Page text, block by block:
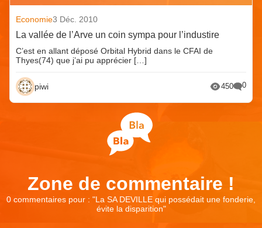
Economie3 Déc. 2010
La vallée de l’Arve un coin sympa pour l’industire
C’est en allant déposé Orbital Hybrid dans le CFAI de
Thyes(74) que j’ai pu apprécier […]
piwi 450 0
Zone de commentaire !
0 commentaires pour : "La SA DEVILLE qui possédait une fonderie,
évite la disparition"